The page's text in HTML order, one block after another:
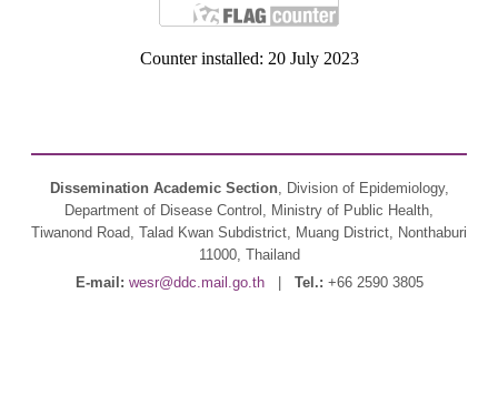
Counter installed: 20 July 2023
Dissemination Academic Section, Division of Epidemiology,
Department of Disease Control, Ministry of Public Health,
Tiwanond Road, Talad Kwan Subdistrict, Muang District, Nonthaburi
11000, Thailand
E-mail: wesr@ddc.mail.go.th| Tel.: +66 2590 3805